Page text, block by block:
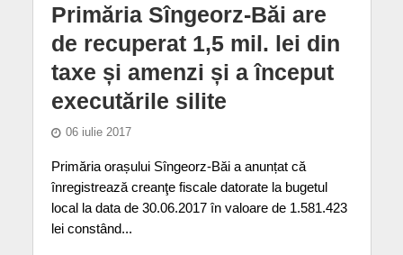
Primăria Sîngeorz-Băi are
de recuperat 1,5 mil. lei din
taxe și amenzi și a început
executările silite
06 iulie 2017
Primăria orașului Sîngeorz-Băi a anunțat că
înregistrează creanţe fiscale datorate la bugetul
local la data de 30.06.2017 în valoare de 1.581.423
lei constând...